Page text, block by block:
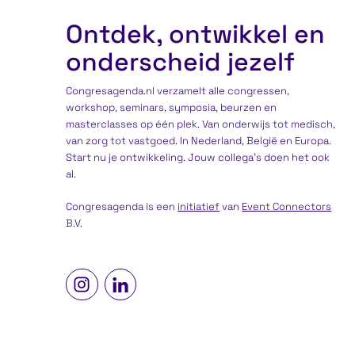
Ontdek, ontwikkel en
onderscheid jezelf
Congresagenda.nl verzamelt alle congressen,
workshop, seminars, symposia, beurzen en
masterclasses op één plek. Van onderwijs tot medisch,
van zorg tot vastgoed. In Nederland, België en Europa.
Start nu je ontwikkeling. Jouw collega’s doen het ook
al.
Congresagenda is een initiatiefvan Event Connectors
B.V.